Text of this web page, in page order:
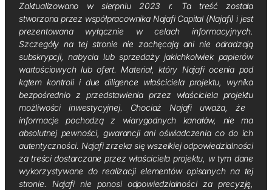
Zaktualizowano w sierpniu 2023 r. Ta treść została
stworzona przez współpracownika Najafi Capital (Najafi) i jest
prezentowana wyłącznie w celach informacyjnych.
Szczegóły na tej stronie nie zachęcają ani nie odradzają
subskrypcji, nabycia lub sprzedaży jakichkolwiek papierów
wartościowych lub ofert. Materiał, który Najafi ocenia pod
kątem kontroli i due diligence właściciela projektu, wynika
bezpośrednio z przedstawienia przez właściciela projektu
możliwości inwestycyjnej. Chociaż Najafi uważa, że ​​
informacje pochodzą z wiarygodnych kanałów, nie ma
absolutnej pewności, gwarancji ani oświadczenia co do ich
autentyczności. Najafi zrzeka się wszelkiej odpowiedzialności
za treści dostarczane przez właściciela projektu, w tym dane
wykorzystywane do realizacji elementów opisanych na tej
stronie. Najafi nie ponosi odpowiedzialności za precyzję,